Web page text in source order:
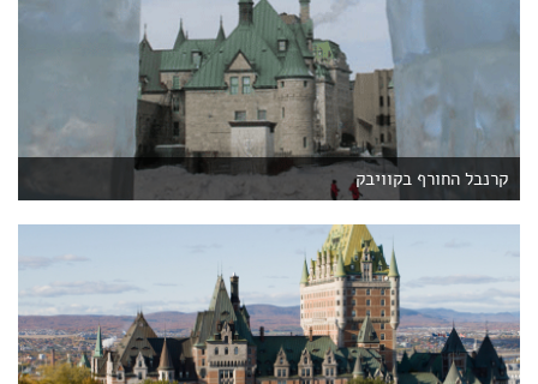
קרנבל החורף בקוויבק